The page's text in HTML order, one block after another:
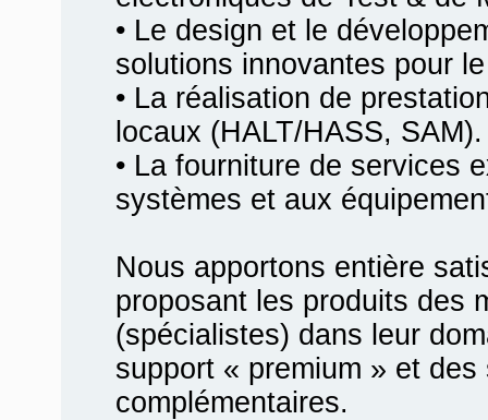
• Le design et le
solutions innovantes pour
• La réalisation de
locaux (HALT/HASS, SAM).
• La fourniture de services
systèmes et aux
Nous apportons entière
proposant les produits des
(spécialistes) dans leur
support « premium » et des
complémentaires.